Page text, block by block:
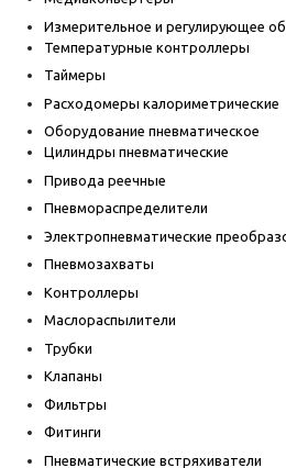
Измерительное и регулирующее
Температурные контроллеры
Таймеры
Расходомеры калориметрические
Оборудование пневматическое
Цилиндры пневматические
Привода реечные
Пневмораспределители
Электропневматические
Пневмозахваты
Контроллеры
Маслораспылители
Трубки
Клапаны
Фильтры
Фитинги
Пневматические встряхиватели